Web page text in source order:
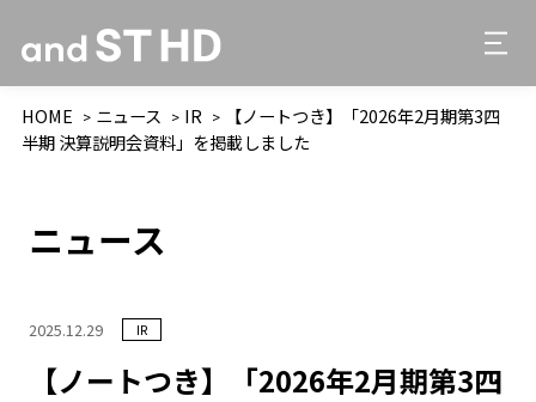
HOME ニュース IR
【ノートつき】「2026年2月期第3四
半期 決算説明会資料」を掲載しました
ニュース
2025.12.29 IR
【ノートつき】「2026年2月期第3四